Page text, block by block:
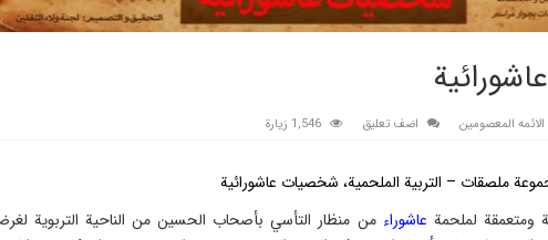
الائمه المعصومين اضف تعليق 1,546 زيارة
ملصقات – التربیة الملحمیة، شخصیات عاشورائیة
ومتعمقة لملحمة عاشوراء من منظار التأسي بأصحاب الحسین من الناحیة التربویة